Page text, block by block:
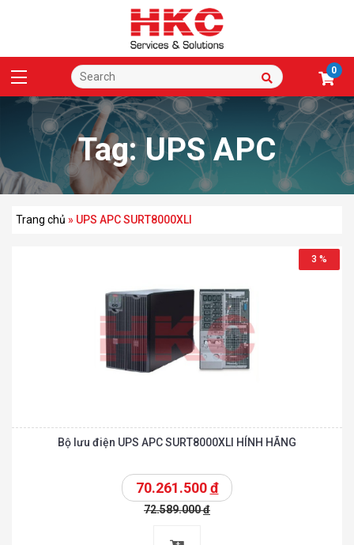
0
Tag:UPS APC
SURT8000XLI
Trang chủ » UPS APC SURT8000XLI
3 %
Bộ lưu điện UPS APC SURT8000XLI HÍNH HÃNG
70.261.500đ
72.589.000đ